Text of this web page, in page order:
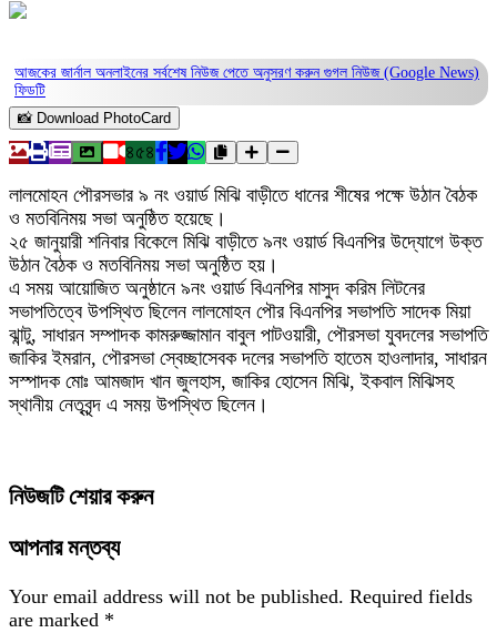
আজকের জার্নাল অনলাইনের সর্বশেষ নিউজ পেতে অনুসরণ করুন গুগল নিউজ (Google News)
ফিডটি
📸 Download PhotoCard
৪৫৪
লালমোহন পৌরসভার ৯ নং ওয়ার্ড মিঝি বাড়ীতে ধানের শীষের পক্ষে উঠান বৈঠক
ও মতবিনিময় সভা অনুষ্ঠিত হয়েছে।
২৫ জানুয়ারী শনিবার বিকেলে মিঝি বাড়ীতে ৯নং ওয়ার্ড বিএনপির উদ্যোগে উক্ত
উঠান বৈঠক ও মতবিনিময় সভা অনুষ্ঠিত হয়।
এ সময় আয়োজিত অনুষ্ঠানে ৯নং ওয়ার্ড বিএনপির মাসুদ করিম লিটনের
সভাপতিত্বে উপস্থিত ছিলেন লালমোহন পৌর বিএনপির সভাপতি সাদেক মিয়া
ঝান্টু, সাধারন সম্পাদক কামরুজ্জামান বাবুল পাটওয়ারী, পৌরসভা যুবদলের সভাপতি
জাকির ইমরান, পৌরসভা স্বেচ্ছাসেবক দলের সভাপতি হাতেম হাওলাদার, সাধারন
সস্পাদক মোঃ আমজাদ খান জুলহাস, জাকির হোসেন মিঝি, ইকবাল মিঝিসহ
স্থানীয় নেতৃবৃন্দ এ সময় উপস্থিত ছিলেন।
নিউজটি শেয়ার করুন
আপনার মন্তব্য
Your email address will not be published. Required fields
are marked *